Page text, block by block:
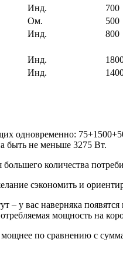
Инд. 700
Ом.
500
Инд. 800
Работают
Инд.
Инд.
одновременно:
быть не меньше 3275 Вт.
количества
сэкономить и
– у вас наверняка
мощность на
мощнее по сравнению с